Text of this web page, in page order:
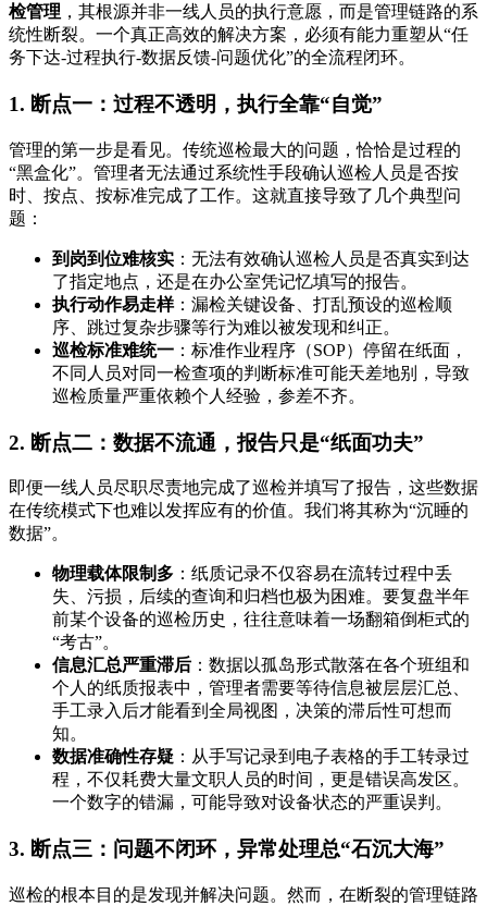
检管理 ，其根源并非一线人员的执行意愿，而是管理链路的系
统性断裂。一个真正高效的解决方案，必须有能力重塑从“任
务下达-过程执行-数据反馈-问题优化”的全流程闭环。
1. 断点一：过程不透明，执行全靠“自觉”
管理的第一步是看见。传统巡检最大的问题，恰恰是过程的
“黑盒化”。管理者无法通过系统性手段确认巡检人员是否按
时、按点、按标准完成了工作。这就直接导致了几个典型问
题：
到岗到位难核实 ：无法有效确认巡检人员是否真实到达
了指定地点，还是在办公室凭记忆填写的报告。
执行动作易走样：漏检关键设备、打乱预设的巡检顺
序、跳过复杂步骤等行为难以被发现和纠正。
巡检标准难统一 ：标准作业程序（SOP）停留在纸面，
不同人员对同一检查项的判断标准可能天差地别，导致
巡检质量严重依赖个人经验，参差不齐。
2. 断点二：数据不流通，报告只是“纸面功夫”
即便一线人员尽职尽责地完成了巡检并填写了报告，这些数据
在传统模式下也难以发挥应有的价值。我们将其称为“沉睡的
数据”。
物理载体限制多 ：纸质记录不仅容易在流转过程中丢
失、污损，后续的查询和归档也极为困难。要复盘半年
前某个设备的巡检历史，往往意味着一场翻箱倒柜式的
“考古”。
信息汇总严重滞后 ：数据以孤岛形式散落在各个班组和
个人的纸质报表中，管理者需要等待信息被层层汇总、
手工录入后才能看到全局视图，决策的滞后性可想而
知。
数据准确性存疑 ：从手写记录到电子表格的手工转录过
程，不仅耗费大量文职人员的时间，更是错误高发区。
一个数字的错漏，可能导致对设备状态的严重误判。
3. 断点三：问题不闭环，异常处理总“石沉大海”
巡检的根本目的是发现并解决问题。然而，在断裂的管理链路